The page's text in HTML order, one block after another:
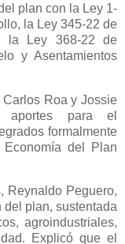
plan con la Ley 1-
la Ley 345-22 de
la Ley 368-22 de
y Asentamientos
Roa y Jossie
aportes para el
formalmente
del Plan
Reynaldo Peguero,
plan, sustentada
agroindustriales,
Explicó que el